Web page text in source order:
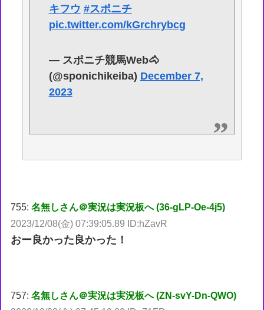
キフウ #スポニチ
pic.twitter.com/kGrchrybcg
— スポニチ競馬Web🐴
(@sponichikeiba) December 7,
2023
755:名無しさん＠実況は実況板へ (36-gLP-Oe-4j5)
2023/12/08(金) 07:39:05.89 ID:hZavR
おー良かった良かった！
757:名無しさん＠実況は実況板へ (ZN-svY-Dn-QWO)